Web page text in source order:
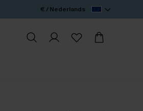
€ / Nederlands